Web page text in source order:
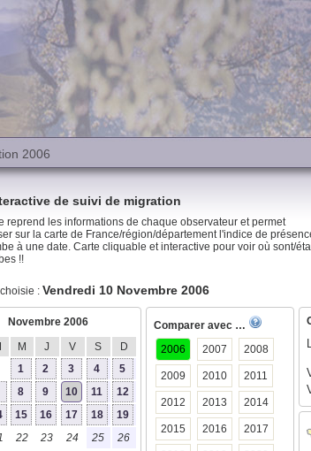
2006
de suivi de migration
reprend les informations de chaque observateur et permet
sur la carte de France/région/département l'indice de
à une date. Carte cliquable et interactive pour voir où sont/
!!
: Vendredi 10 Novembre 2006
Novembre 2006
M J V S
D
1
2 3 4
5
8 9 10 11
12
15 16 17 18
19
22 23 24 25
26
Comparer avec …
2006
2007 2008
2009 2010 2011
2012 2013 2014
2015 2016 2017